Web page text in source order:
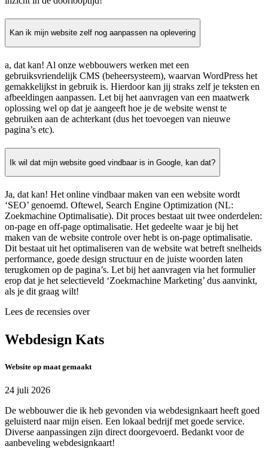
Kan ik mijn website zelf nog aanpassen na oplevering
a, dat kan! Al onze webbouwers werken met een
gebruiksvriendelijk CMS (beheersysteem), waarvan WordPress het
gemakkelijkst in gebruik is. Hierdoor kan jij straks zelf je teksten en
afbeeldingen aanpassen. Let bij het aanvragen van een maatwerk
oplossing wel op dat je aangeeft hoe je de website wenst te
gebruiken aan de achterkant (dus het toevoegen van nieuwe
pagina’s etc).
Ik wil dat mijn website goed vindbaar is in Google, kan dat?
Ja, dat kan! Het online vindbaar maken van een website wordt
‘SEO’ genoemd. Oftewel, Search Engine Optimization (NL:
Zoekmachine Optimalisatie). Dit proces bestaat uit twee onderdelen:
on-page en off-page optimalisatie. Het gedeelte waar je bij het
maken van de website controle over hebt is on-page optimalisatie.
Dit bestaat uit het optimaliseren van de website wat betreft snelheids
performance, goede design structuur en de juiste woorden laten
terugkomen op de pagina’s. Let bij het aanvragen via het formulier
erop dat je het selectieveld ‘Zoekmachine Marketing’ dus aanvinkt,
als je dit graag wilt!
Lees de recensies over
Webdesign Kats
Website op maat gemaakt
24 juli 2026
De webbouwer die ik heb gevonden via webdesignkaart heeft goed
geluisterd naar mijn eisen. Een lokaal bedrijf met goede service.
Diverse aanpassingen zijn direct doorgevoerd. Bedankt voor de
aanbeveling webdesignkaart!